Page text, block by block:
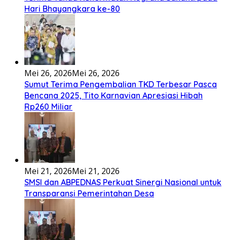
Ena’o natola ukhamoHaga mbawa ba desa’aUhalo ube’e
khomoUohe ia ube bangaimo Ena’o
Lirik Lagu FAFOFA Ciptaan Fajar Halawa Vocal Rendi Gulo